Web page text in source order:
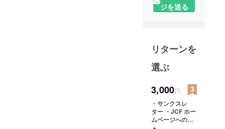
やご家族に
あるがん医
療情報を発
信」してい
人ががんに
なる時代。
患者さんや
ご家族が正
ジを送る
リターンを
選ぶ
3,000円
・サンクスレ
ター ・JCF ホー
ムページへの氏